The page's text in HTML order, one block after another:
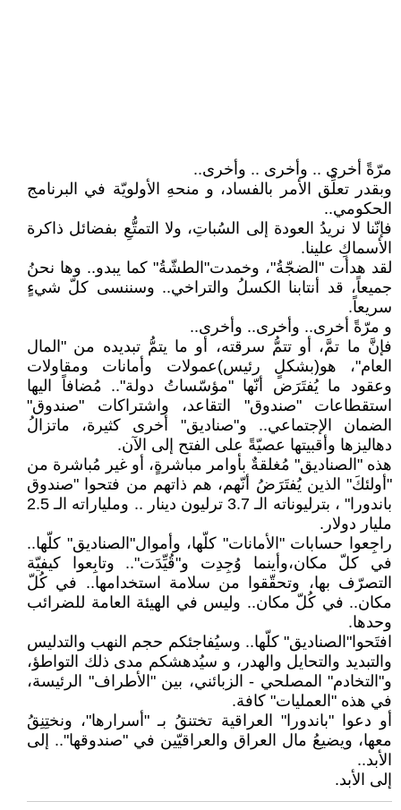
مرّةً أخرى .. وأخرى .. وأخرى..
وبقدر تعلِّق الأمر بالفساد، و منحهِ الأولويّة في البرنامج
الحكومي..
فإنّنا لا نريدُ العودة إلى السُباتِ، ولا التمتُّعِ بفضائل ذاكرة
الأسماكِ علينا.
لقد هدأت "الضجّةُ"، وخمدت"الطشّةُ" كما يبدو.. وها نحنُ
جميعاً، قد أنتابنا الكسلُ والتراخي.. وسننسى كلّ شيءٍ
سريعاً.
و مرّةً أخرى.. وأخرى.. وأخرى..
فإنَّ ما تمَّ، أو تتمُّ سرقته، أو ما يتمُّ تبديده من "المال
العام"، هو(بشكلٍ رئيس)عمولات وأمانات ومقاولات
وعقود ما يُفتَرَض أنّها "مؤسّساتُ دولة".. مُضافاً اليها
استقطاعات "صندوق" التقاعد، واشتراكات "صندوق"
الضمان الإجتماعي.. و"صناديق" أخرى كثيرة، ماتزالُ
دهاليزها وأقبيتها عصيّةً على الفتح إلى الآن.
هذه "الصناديق" مُغلقةٌ بأوامر مباشرةٍ، أو غير مُباشرة من
"أولئكَ" الذين يُفتَرَضُ أنّهم، هم ذاتهم من فتحوا "صندوق
باندورا" ، بترليوناته الـ 3.7 ترليون دينار .. وملياراته الـ 2.5
مليار دولار.
راجِعوا حسابات "الأمانات" كلّها، وأموال"الصناديق" كلّها..
في كلّ مكان،وأينما وُجِدِت و"قُيِّدَت".. وتابِعوا كيفيّة
التصرّف بها، وتحقّقوا من سلامة استخدامها.. في كُلّ
مكان.. في كُلّ مكان.. وليس في الهيئة العامة للضرائب
وحدها.
افتَحوا"الصناديق" كلّها.. وسيُفاجئكم حجم النهب والتدليس
والتبديد والتحايل والهدر، و سيُدهشكم مدى ذلك التواطؤ،
و"التخادم" المصلحي - الزبائني، بين "الأطراف" الرئيسة،
في هذه "العمليات" كافة.
أو دعوا "باندورا" العراقية تختنقُ بـ "أسرارها"، ونختِنِقُ
معها، ويضيعُ مال العراق والعراقيّين في "صندوقها".. إلى
الأبد..
إلى الأبد.